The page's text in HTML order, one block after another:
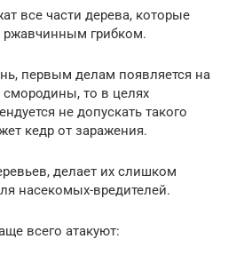
все части дерева, которые
грибком.
первым делам появляется на
то в целях
не допускать такого
кедр от заражения.
делает их слишком
насекомых-вредителей.
всего атакуют: